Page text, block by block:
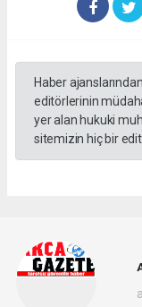
Haber
editörlerinin
yer alan hukuki
sitemizin hiç bir